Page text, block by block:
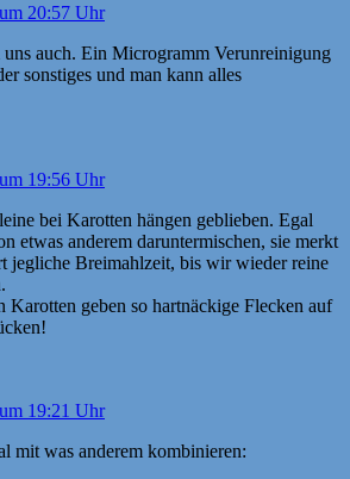
20:57 Uhr
uns auch. Ein Microgramm Verunreinigung
sonstiges und man kann alles
19:56 Uhr
bei Karotten hängen geblieben. Egal
etwas anderem daruntermischen, sie merkt
jegliche Breimahlzeit, bis wir wieder reine
Karotten geben so hartnäckige Flecken auf
19:21 Uhr
mit was anderem kombinieren: